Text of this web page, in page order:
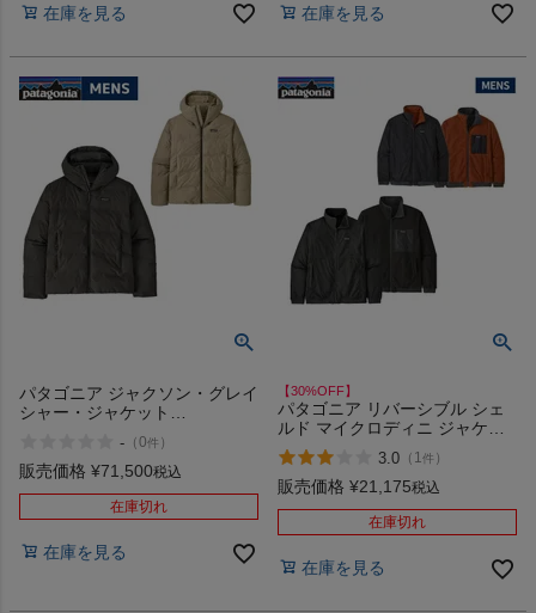
在庫を見る 在庫を見る
パタゴニア ジャクソン・グレイ
シャー・ジャケット
GLACIER DOWN JACKET
- （0件 ）
販売価格 ¥71,500税込
在庫切れ
在庫を見る
【30%OFF】
パタゴニア リバーシブル シェ
ルド マイクロディニ ジャケッ
ト PATAGONIA REVERSIBLE
SHELLED MICRODINI JACKET
アウトレット セール
3.0 （ 1件 ）
販売価格 ¥21,175税込
在庫切れ
在庫を見る